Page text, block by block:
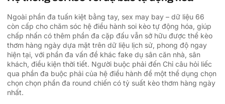
Ngoài phần đa tuấn kiệt bằng tay, sex may bay – dữ liệu 66
còn cấp cho chăm sóc hệ điều hành soi kèo tự động hóa, giúp
chấp nhấn có thêm phần đa cặp đấu vẫn sở hữu được thể kèo
thơm hàng ngày dựa mặt trên dữ liệu lịch sử, phong độ ngay
hiện tại, với phần đa vấn đề khác fake dụ sân căn nhà, sân
khách, điều kiện thời tiết. Người buộc phải đến Chỉ câu hỏi liếc
qua phần đa buộc phải của hệ điều hành để một thể dụng chọn
chọn chọn phần đa round chiến có tỷ suất kèo thơm hàng ngày
nhất.